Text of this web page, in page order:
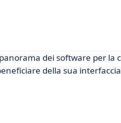
dei software per la
della sua